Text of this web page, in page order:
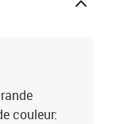
couleur: